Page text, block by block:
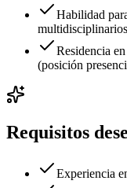
Habilidad
Residencia
(posición
Requisitos
Experiencia